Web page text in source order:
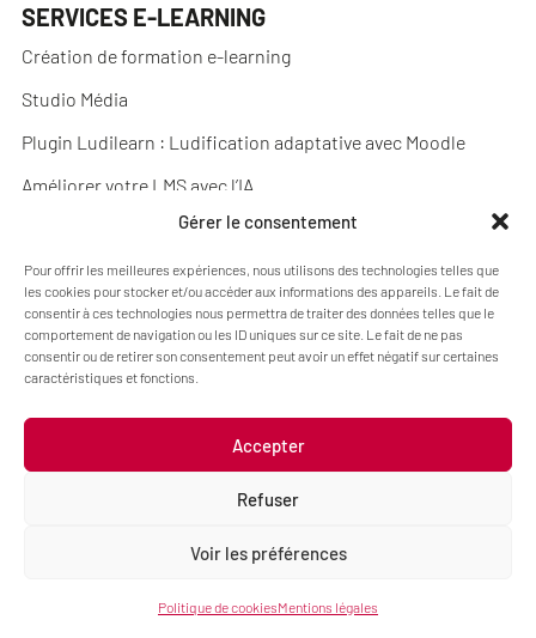
Gérer le consentement
Pour offrir les meilleures expériences, nous utilisons des technologies telles que
les cookies pour stocker et/ou accéder aux informations des appareils. Le fait de
consentir à ces technologies nous permettra de traiter des données telles que le
comportement de navigation ou les ID uniques sur ce site. Le fait de ne pas
consentir ou de retirer son consentement peut avoir un effet négatif sur certaines
caractéristiques et fonctions.
Accepter
Refuser
Voir les préférences
Politique de cookiesMentions légales
SERVICES E-LEARNING
Création de formation e-learning
Studio Média
Plugin Ludilearn : Ludification adaptative avec Moodle
Améliorer votre LMS avec l’IA
OFFRES
ONG et association
Établissement culturel
Établissement public
Établissement secondaire et supérieur
Organisme de formation et entreprise
RESSOURCES